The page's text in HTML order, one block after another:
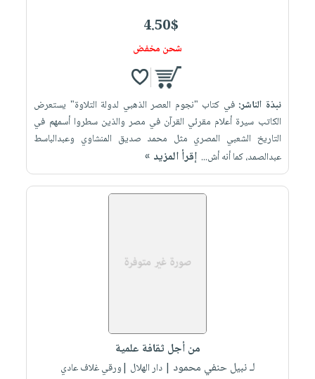
4.50$
شحن مخفض
نبذة الناشر:في كتاب "نجوم العصر الذهبي لدولة التلاوة" يستعرض
الكاتب سيرة أعلام مقرئي القرآن في مصر والذين سطروا أسمهم في
التاريخ الشعبي المصري مثل محمد صديق المنشاوي وعبدالباسط
عبدالصمد، كما أنه أش... إقرأ المزيد »
من أجل ثقافة علمية
لـ نبيل حنفي محمود | دار الهلال |ورقي غلاف عادي